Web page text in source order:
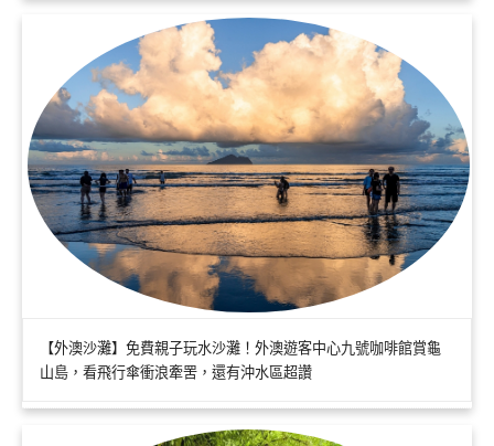
【外澳沙灘】免費親子玩水沙灘！外澳遊客中心九號咖啡館賞龜
山島，看飛行傘衝浪牽罟，還有沖水區超讚